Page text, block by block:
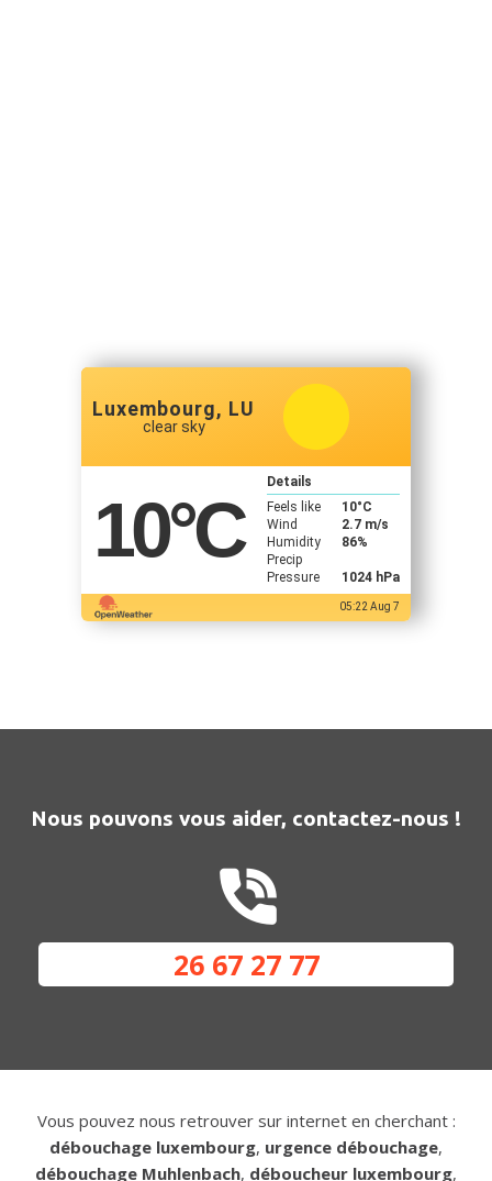
Luxembourg, LU
clear sky
10°C
Details
Feels like
10°C
Wind
2.7 m/s
Humidity
86%
Precip
Pressure
1024 hPa
05:22 Aug 7
Nous pouvons vous aider, contactez-nous !
26 67 27 77
Vous pouvez nous retrouver sur internet en cherchant :
débouchage luxembourg, urgence débouchage,
débouchage Muhlenbach, déboucheur luxembourg,